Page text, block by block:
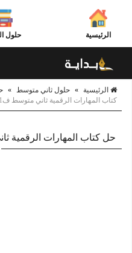
الرئيسية حلول
الرئيسية » حلول ثاني متوسط »
كتاب المهارات الرقمية ثاني متوسط ف1 1447
حل كتاب المهارات الرقمية